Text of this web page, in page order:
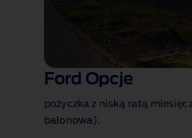
Ford Opcje
pożyczka z niską ratą
balonowa).